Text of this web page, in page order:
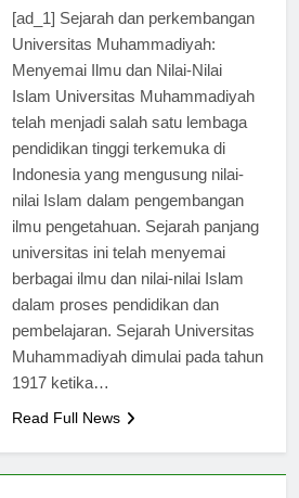
[ad_1] Sejarah dan perkembangan
Universitas Muhammadiyah:
Menyemai Ilmu dan Nilai-Nilai
Islam Universitas Muhammadiyah
telah menjadi salah satu lembaga
pendidikan tinggi terkemuka di
Indonesia yang mengusung nilai-
nilai Islam dalam pengembangan
ilmu pengetahuan. Sejarah panjang
universitas ini telah menyemai
berbagai ilmu dan nilai-nilai Islam
dalam proses pendidikan dan
pembelajaran. Sejarah Universitas
Muhammadiyah dimulai pada tahun